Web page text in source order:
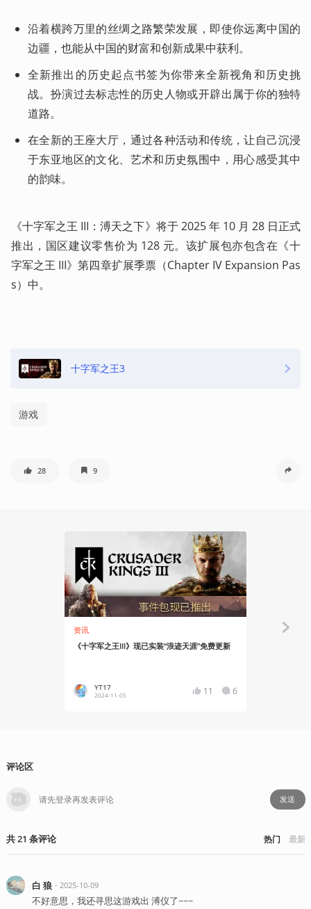
沿着横跨万里的丝绸之路繁荣发展，即使你远离中国的
边疆，也能从中国的财富和创新成果中获利。
全新推出的历史起点书签为你带来全新视角和历史挑
战。扮演过去标志性的历史人物或开辟出属于你的独特
道路。
在全新的王座大厅，通过各种活动和传统，让自己沉浸
于东亚地区的文化、艺术和历史氛围中，用心感受其中
的韵味。
《十字军之王 III：溥天之下》将于 2025 年 10 月 28 日正式
推出，国区建议零售价为 128 元。该扩展包亦包含在《十
字军之王 III》第四章扩展季票（Chapter IV Expansion Pas
s）中。
十字军之王3
游戏
28 9
资讯
《十字军之王III》现已实装“浪迹天涯”免费更新
YT17
2024-11-05 11 6
安利大帝
评论区
发送
共21 条评论 热门 最新
白 狼・ 2025-10-09
不好意思，我还寻思这游戏出 溥仪了~~~